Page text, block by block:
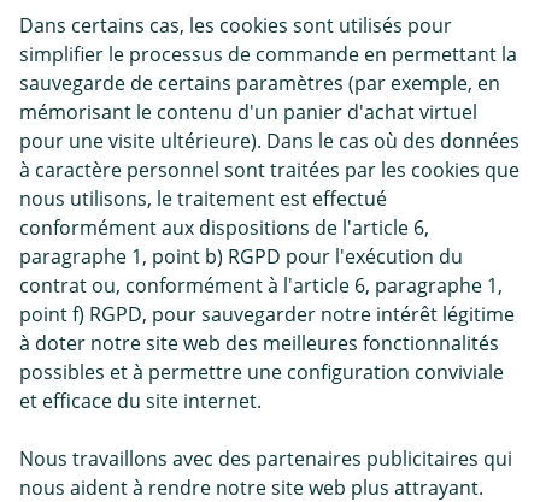
Dans certains cas, les cookies sont utilisés pour
simplifier le processus de commande en permettant la
sauvegarde de certains paramètres (par exemple, en
mémorisant le contenu d'un panier d'achat virtuel
pour une visite ultérieure). Dans le cas où des données
à caractère personnel sont traitées par les cookies que
nous utilisons, le traitement est effectué
conformément aux dispositions de l'article 6,
paragraphe 1, point b) RGPD pour l'exécution du
contrat ou, conformément à l'article 6, paragraphe 1,
point f) RGPD, pour sauvegarder notre intérêt légitime
à doter notre site web des meilleures fonctionnalités
possibles et à permettre une configuration conviviale
et efficace du site internet.
Nous travaillons avec des partenaires publicitaires qui
nous aident à rendre notre site web plus attrayant.